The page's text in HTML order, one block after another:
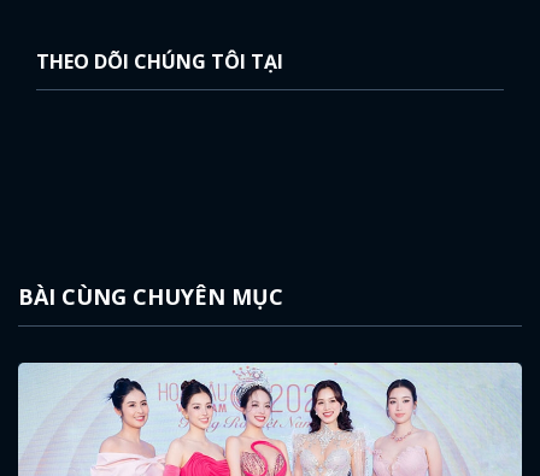
THEO DÕI CHÚNG TÔI TẠI
BÀI CÙNG CHUYÊN MỤC